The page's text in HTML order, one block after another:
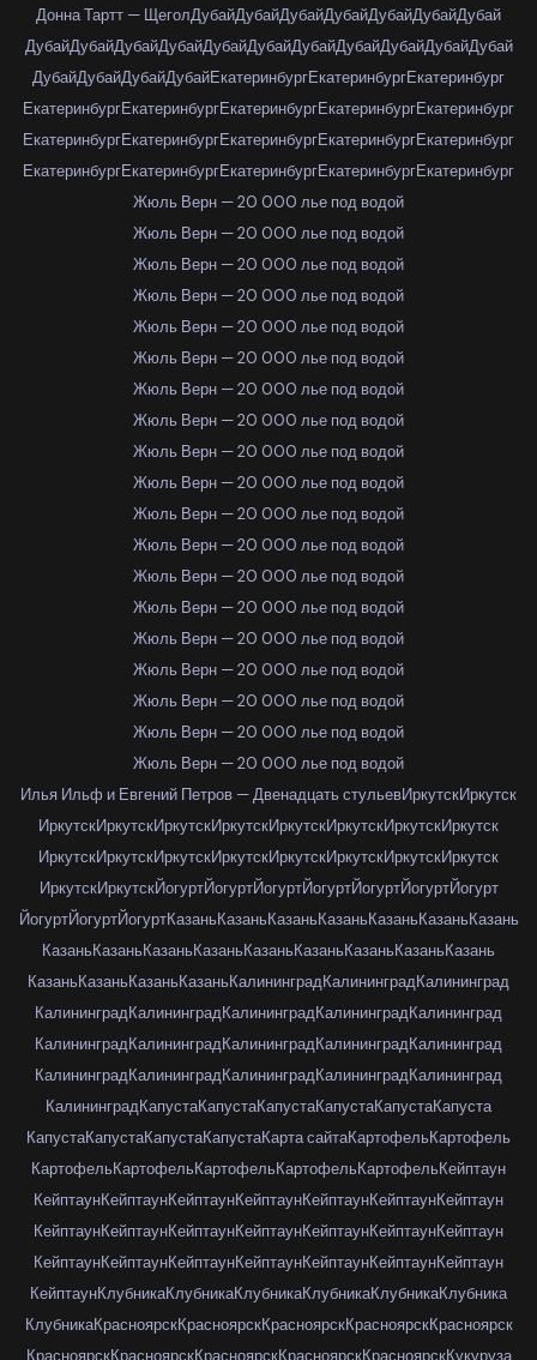
Донна Тартт — ЩеголДубайДубайДубайДубайДубайДубайДубай
ДубайДубайДубайДубайДубайДубайДубайДубайДубайДубайДубай
ДубайДубайДубайДубайЕкатеринбургЕкатеринбургЕкатеринбург
ЕкатеринбургЕкатеринбургЕкатеринбургЕкатеринбургЕкатеринбург
ЕкатеринбургЕкатеринбургЕкатеринбургЕкатеринбургЕкатеринбург
ЕкатеринбургЕкатеринбургЕкатеринбургЕкатеринбургЕкатеринбург
Жюль Верн — 20 000 лье под водой
Жюль Верн — 20 000 лье под водой
Жюль Верн — 20 000 лье под водой
Жюль Верн — 20 000 лье под водой
Жюль Верн — 20 000 лье под водой
Жюль Верн — 20 000 лье под водой
Жюль Верн — 20 000 лье под водой
Жюль Верн — 20 000 лье под водой
Жюль Верн — 20 000 лье под водой
Жюль Верн — 20 000 лье под водой
Жюль Верн — 20 000 лье под водой
Жюль Верн — 20 000 лье под водой
Жюль Верн — 20 000 лье под водой
Жюль Верн — 20 000 лье под водой
Жюль Верн — 20 000 лье под водой
Жюль Верн — 20 000 лье под водой
Жюль Верн — 20 000 лье под водой
Жюль Верн — 20 000 лье под водой
Жюль Верн — 20 000 лье под водой
Илья Ильф и Евгений Петров — Двенадцать стульевИркутскИркутск
ИркутскИркутскИркутскИркутскИркутскИркутскИркутскИркутск
ИркутскИркутскИркутскИркутскИркутскИркутскИркутскИркутск
ИркутскИркутскЙогуртЙогуртЙогуртЙогуртЙогуртЙогуртЙогурт
ЙогуртЙогуртЙогуртКазаньКазаньКазаньКазаньКазаньКазаньКазань
КазаньКазаньКазаньКазаньКазаньКазаньКазаньКазаньКазань
КазаньКазаньКазаньКазаньКалининградКалининградКалининград
КалининградКалининградКалининградКалининградКалининград
КалининградКалининградКалининградКалининградКалининград
КалининградКалининградКалининградКалининградКалининград
КалининградКапустаКапустаКапустаКапустаКапустаКапуста
КапустаКапустаКапустаКапустаКарта сайтаКартофельКартофель
КартофельКартофельКартофельКартофельКартофельКейптаун
КейптаунКейптаунКейптаунКейптаунКейптаунКейптаунКейптаун
КейптаунКейптаунКейптаунКейптаунКейптаунКейптаунКейптаун
КейптаунКейптаунКейптаунКейптаунКейптаунКейптаунКейптаун
КейптаунКлубникаКлубникаКлубникаКлубникаКлубникаКлубника
КлубникаКрасноярскКрасноярскКрасноярскКрасноярскКрасноярск
КрасноярскКрасноярскКрасноярскКрасноярскКрасноярскКукуруза